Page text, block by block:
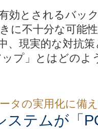
効とされるバッ
に不十分な可能
、現実的な対抗
プ」とはどのよ
タの実用化に備
ステムが「